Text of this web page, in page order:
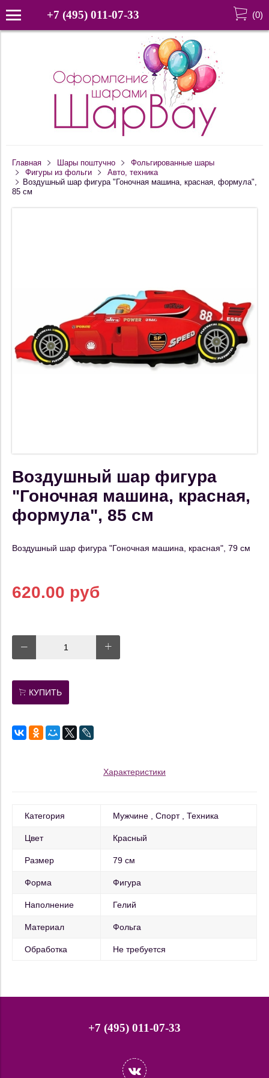
+7 (495) 011-07-33 (0)
Главная Шары поштучно
Фольгированные шары
Фигуры из фольги
Авто, техника
Воздушный шар фигура "Гоночная машина, красная, формула",
85 см
Воздушный шар фигура
"Гоночная машина, красная,
формула", 85 см
Воздушный шар фигура "Гоночная машина, красная", 79 см
620.00 руб
КУПИТЬ
Характеристики
Категория Мужчине Спорт Техника
Цвет Красный
Размер 79 см
Форма Фигура
Наполнение Гелий
Материал Фольга
Обработка Не требуется
+7 (495) 011-07-33